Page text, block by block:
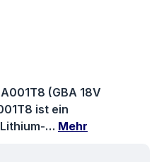
(GBA 18V
ist ein
… Mehr